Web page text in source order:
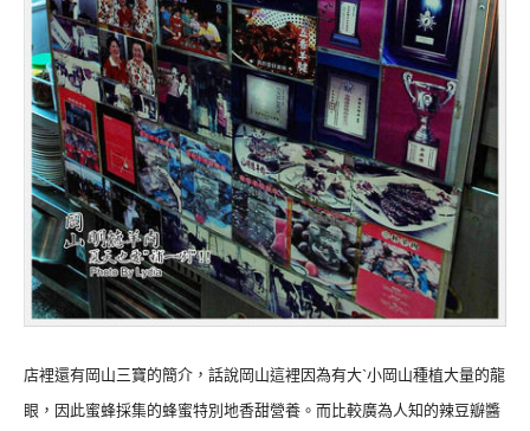
店裡還有岡山三寶的簡介，話說岡山這裡因為有大ˋ小岡山種植大量的龍
眼，因此蜜蜂採集的蜂蜜特別地香甜營養。而比較廣為人知的辣豆瓣醬